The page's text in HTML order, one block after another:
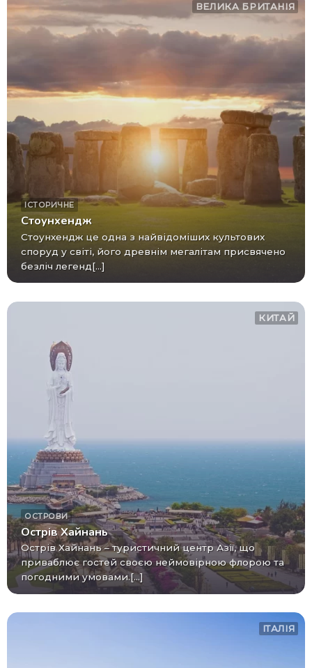
ВЕЛИКА БРИТАНІЯ
ІСТОРИЧНЕ
Стоунхендж
Стоунхендж це одна з найвідоміших культових
споруд у світі, його древнім мегалітам присвячено
безліч легенд[...]
КИТАЙ
ОСТРОВИ
Острів Хайнань
Острів Хайнань – туристичний центр Азії, що
приваблює гостей своєю неймовірною флорою та
погодними умовами.[...]
ІТАЛІЯ